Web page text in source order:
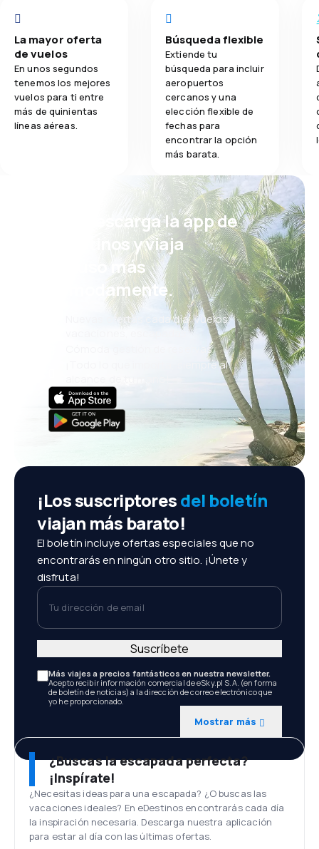
La mayor oferta
de vuelos
En unos segundos
tenemos los mejores
vuelos para ti entre
más de quinientas
líneas aéreas.
Búsqueda flexible
Extiende tu
búsqueda para incluir
aeropuertos
cercanos y una
elección flexible de
fechas para
encontrar la opción
más barata.
¡Eh! Descarga la app de
eDestinos y viaja
incluso más
cómodamente.
Nuevas ofertas cada día: vuelos,
vacaciones, escapadas
Cómoda gestión de reservas
¡Todo lo que importa, siempre al
¡Los suscriptoresdel boletín
viajan más barato!
El boletín incluye ofertas especiales que no
encontrarás en ningún otro sitio. ¡Únete y
disfruta!
Tu dirección de email
Más viajes a precios fantásticos en nuestra newsletter.
Acepto recibir información comercial de eSky.pl S.A. (en forma
de boletín de noticias) a la dirección de correo electrónico que
yo he proporcionado.
Mostrar más
Suscríbete
¿Buscas la escapada perfecta?
¡Inspírate!
¿Necesitas ideas para una escapada? ¿O buscas las
vacaciones ideales? En eDestinos encontrarás cada día
la inspiración necesaria. Descarga nuestra aplicación
para estar al día con las últimas ofertas.